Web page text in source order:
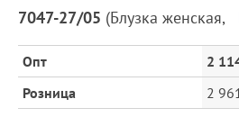
Описание
товара
и
цена
7047-27/05 (Блузка женская,
Опт
2
Розница
2